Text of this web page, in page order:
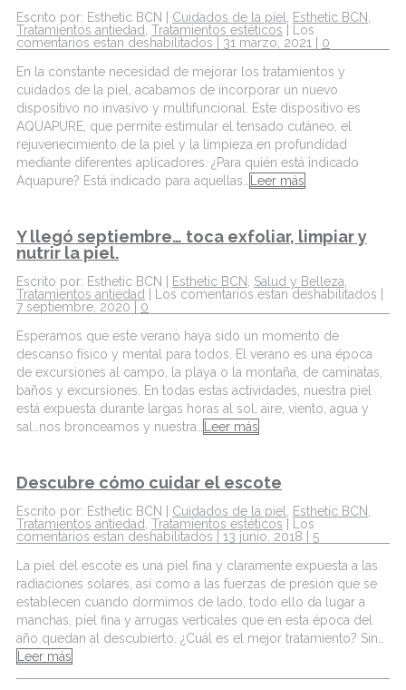
Escrito por: Esthetic BCN | Cuidados de la piel Esthetic BCN
Tratamientos antiedad Tratamientos estéticos
Los
comentarios estan deshabilitados | 31 marzo, 2021 | 0
En la constante necesidad de mejorar los tratamientos y
cuidados de la piel, acabamos de incorporar un nuevo
dispositivo no invasivo y multifuncional. Este dispositivo es
AQUAPURE, que permite estimular el tensado cutáneo, el
rejuvenecimiento de la piel y la limpieza en profundidad
mediante diferentes aplicadores. ¿Para quién está indicado
Aquapure? Está indicado para aquellas…
Leer más
Y llegó septiembre… toca exfoliar, limpiar y
nutrir la piel.
Escrito por: Esthetic BCN | Esthetic BCN Salud y Belleza
Tratamientos antiedad
Los comentarios estan deshabilitados
7 septiembre, 2020 | 0
Esperamos que este verano haya sido un momento de
descanso físico y mental para todos. El verano es una época
de excursiones al campo, la playa o la montaña, de caminatas,
baños y excursiones. En todas estas actividades, nuestra piel
está expuesta durante largas horas al sol, aire, viento, agua y
sal…nos bronceamos y nuestra…
Leer más
Descubre cómo cuidar el escote
Escrito por: Esthetic BCN | Cuidados de la piel Esthetic BCN
Tratamientos antiedad Tratamientos estéticos
Los
comentarios estan deshabilitados | 13 junio, 2018 | 5
La piel del escote es una piel fina y claramente expuesta a las
radiaciones solares, así como a las fuerzas de presión que se
establecen cuando dormimos de lado, todo ello da lugar a
manchas, piel fina y arrugas verticales que en esta época del
año quedan al descubierto. ¿Cuál es el mejor tratamiento? Sin…
Leer más